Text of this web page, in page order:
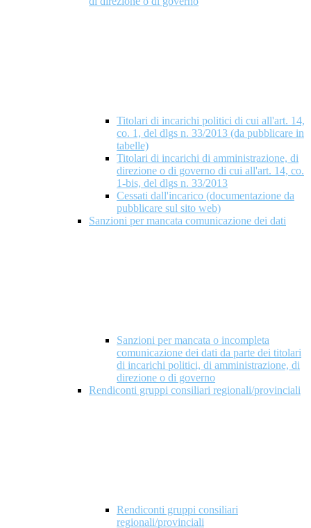
Titolari di incarichi politici di cui all'art. 14,
co. 1, del dlgs n. 33/2013 (da pubblicare in
tabelle)
Titolari di incarichi di amministrazione, di
direzione o di governo di cui all'art. 14, co.
1-bis, del dlgs n. 33/2013
Cessati dall'incarico (documentazione da
pubblicare sul sito web)
Sanzioni per mancata comunicazione dei dati
Sanzioni per mancata o incompleta
comunicazione dei dati da parte dei titolari
di incarichi politici, di amministrazione, di
direzione o di governo
Rendiconti gruppi consiliari regionali/provinciali
Rendiconti gruppi consiliari
regionali/provinciali